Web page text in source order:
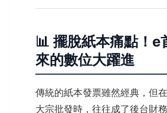
📊 擺脫紙本痛點！e
來的數位大躍進
傳統的紙本發票雖然經典，但
大宗批發時，往往成了後台財務